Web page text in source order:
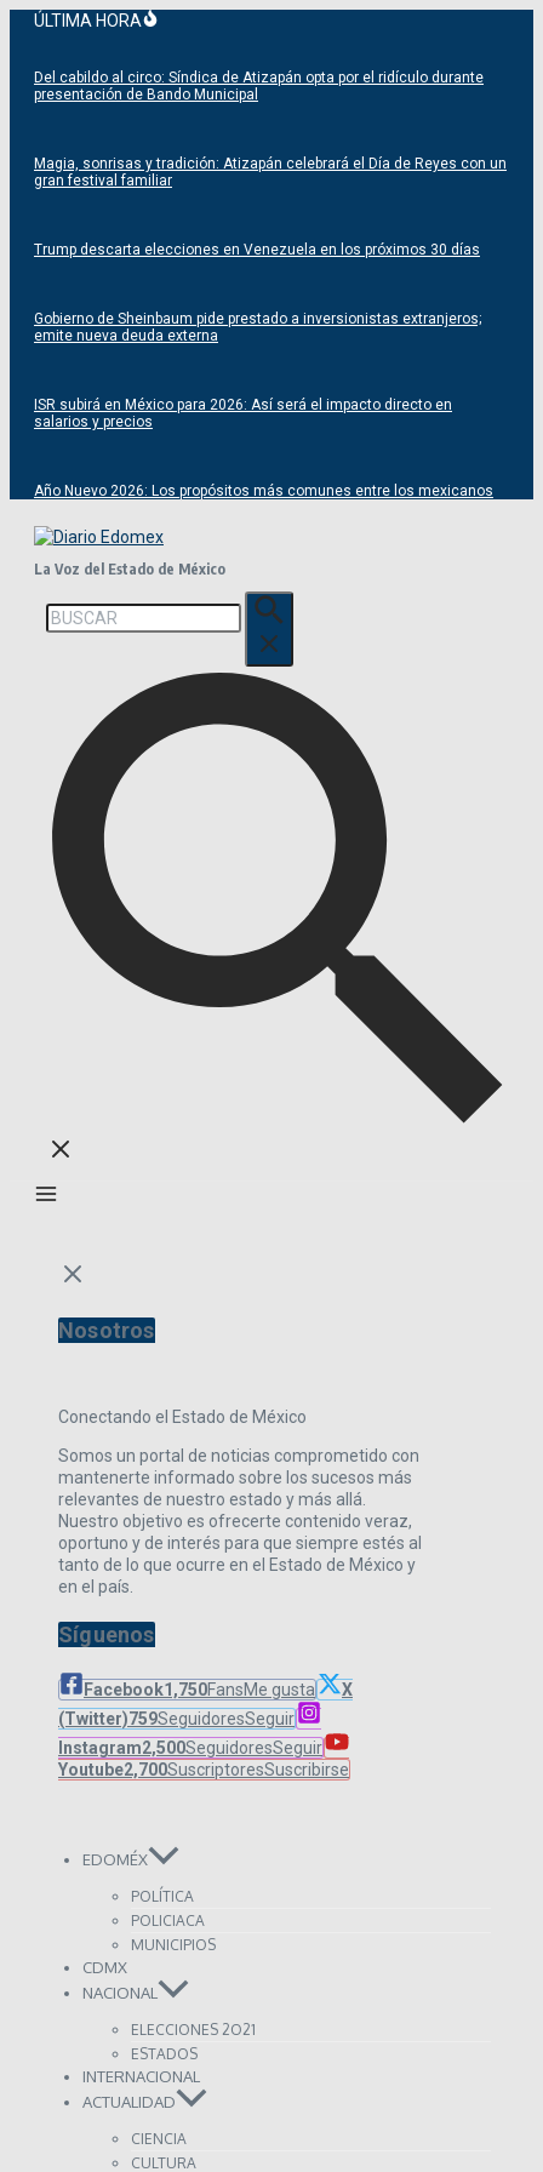
SaltarÚLTIMA HORA
Del cabildo al circo: Síndica de Atizapán opta por el ridículo durante
presentación de Bando Municipal
Magia, sonrisas y tradición: Atizapán celebrará el Día de Reyes con un
gran festival familiar
Trump descarta elecciones en Venezuela en los próximos 30 días
Gobierno de Sheinbaum pide prestado a inversionistas extranjeros;
emite nueva deuda externa
ISR subirá en México para 2026: Así será el impacto directo en
salarios y precios
Año Nuevo 2026: Los propósitos más comunes entre los mexicanos
La Voz del Estado de México
Buscar:
Nosotros
Conectando el Estado de México
Somos un portal de noticias comprometido con
mantenerte informado sobre los sucesos más
relevantes de nuestro estado y más allá.
Nuestro objetivo es ofrecerte contenido veraz,
oportuno y de interés para que siempre estés al
tanto de lo que ocurre en el Estado de México y
en el país.
Síguenos
Facebook1,750FansMe gusta
X
(Twitter)759SeguidoresSeguir
Instagram2,500SeguidoresSeguir
Youtube2,700SuscriptoresSuscribirse
EDOMÉX
POLÍTICA
POLICIACA
MUNICIPIOS
CDMX
NACIONAL
ELECCIONES 2O21
ESTADOS
INTERNACIONAL
ACTUALIDAD
CIENCIA
CULTURA